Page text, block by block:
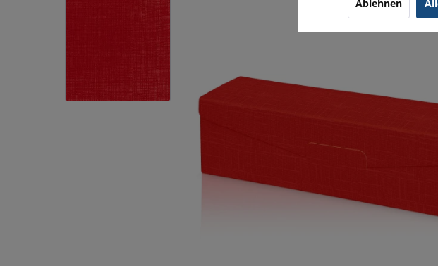
Ablehnen